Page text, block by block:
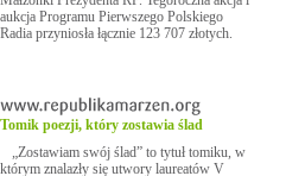
aukcja Programu Pierwszego Polskiego
Radia przyniosła łącznie 123 707 złotych.
Tomik poezji, który zostawia ślad
„Zostawiam swój ślad” to tytuł tomiku, w
którym znalazły się utwory laureatów V